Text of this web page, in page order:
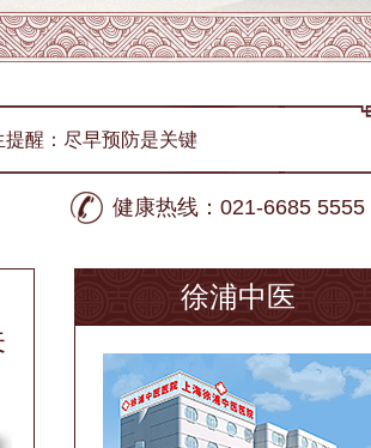
醒：尽早预防是关键
健康热线：021-6685 5555
徐浦中医